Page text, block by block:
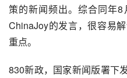
策的新闻频出。综合同年
ChinaJoy的发言，很容易
重点。
830新政，国家新闻版署下